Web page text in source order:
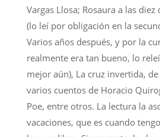
Vargas Llosa; Rosaura a las
(lo leí por obligación en la
Varios años después, y por la
realmente era tan bueno, lo
mejor aún), La cruz invertida,
varios cuentos de Horacio
Poe, entre otros. La lectura la
vacaciones, que es cuando